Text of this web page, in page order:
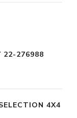
22-276988
4X4